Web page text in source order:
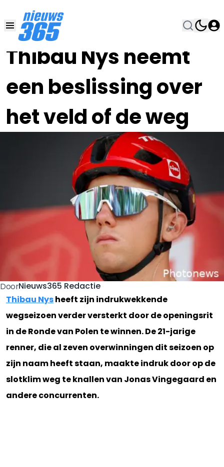
Thibau Nys neemt
een beslissing over
het veld of de weg
14 AUG 2024, 21:00
DoorNieuws365 Redactie
Thibau Nysheeft zijn indrukwekkende
wegseizoen verder versterkt door de openingsrit
in de Ronde van Polen te winnen. De 21-jarige
renner, die al zeven overwinningen dit seizoen op
zijn naam heeft staan, maakte indruk door op de
slotklim weg te knallen van Jonas Vingegaard en
andere concurrenten.